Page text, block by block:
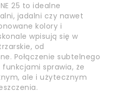
25 to idealne
jadalni czy nawet
kolory i
wpisują się w
od
Połączenie subtelnego
sprawia, że
ale i użytecznym